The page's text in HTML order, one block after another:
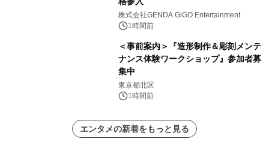
株式会社GENDA GiGO Entertainment
1時間前
＜事前案内＞『造形制作＆彫刻メンテ
ナンス体験ワークショップ』参加者募
集中
東京都北区
1時間前
エンタメの新着をもっと見る